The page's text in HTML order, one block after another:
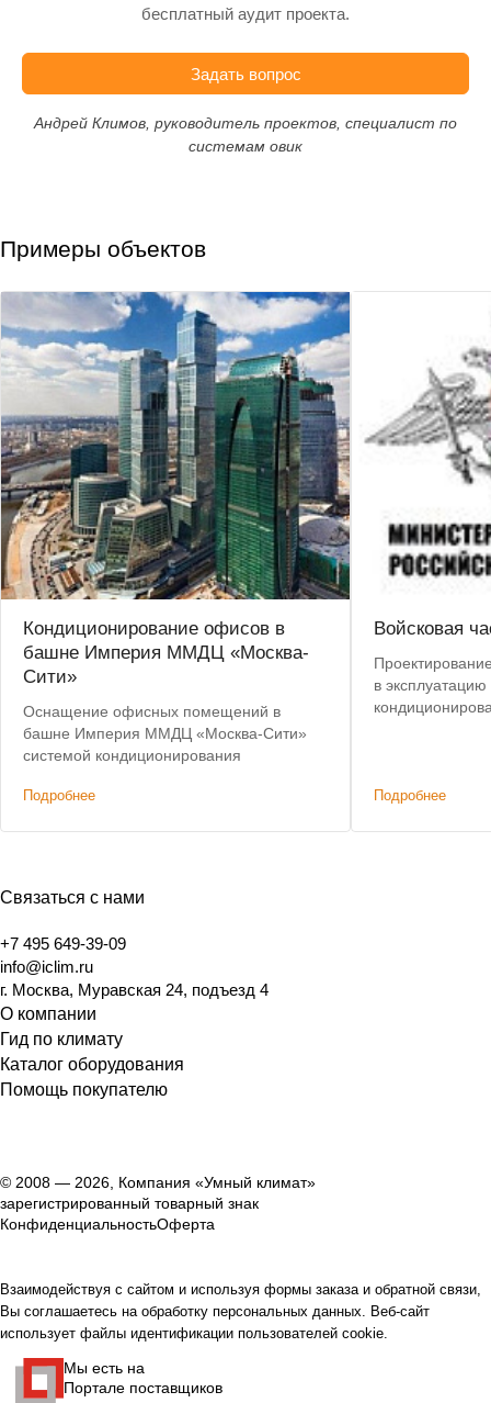
бесплатный аудит проекта.
Задать вопрос
Андрей Климов, руководитель проектов, специалист по
системам овик
Примеры объектов
Кондиционирование офисов в
башне Империя ММДЦ «Москва-
Сити»
Оснащение офисных помещений в
башне Империя ММДЦ «Москва-Сити»
системой кондиционирования
Подробнее
Войсковая
в
Подробнее
Связаться с нами
+7 495 649-39-09
info@iclim.ru
г. Москва, Муравская 24, подъезд 4
О компании
Гид по климату
Каталог оборудования
Помощь покупателю
© 2008 — 2026, Компания «Умный климат»
зарегистрированный товарный знак
КонфиденциальностьОферта
Взаимодействуя с сайтом и используя формы заказа и обратной связи,
Вы соглашаетесь на обработку персональных данных. Веб-сайт
использует файлы идентификации пользователей cookie.
Мы есть на
Портале поставщиков